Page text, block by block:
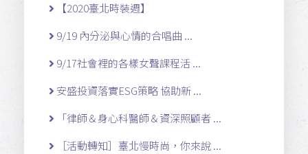
【2020臺北時裝週】
9/19 內分泌與心情的合唱曲 ...
9/17社會裡的各樣女聲課程活 ...
安盛投資落實ESG策略 協助新 ...
「律師＆身心科醫師＆資深照顧者 ...
［活動轉知］臺北慢時尚，你來說 ...